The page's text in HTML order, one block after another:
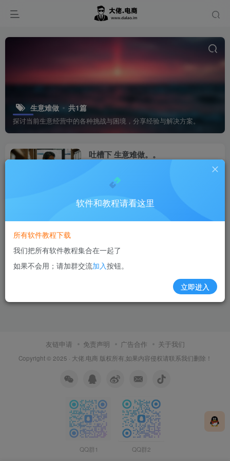
生意难做 共1篇
探讨当前生意经营中的各种挑战与困境，分享经验与解决方案。
吐槽下 生意难做。。
国内电商
友链申请 免责声明 广告合作 关于我们
Copyright © 2025 · 大佬.电商 版权所有,如果内容侵权请联系我们删除！
QQ群1 QQ群2
软件和教程请看这里
所有软件教程下载
我们把所有软件教程集合在一起了
如果不会用；请加群交流加入按钮。
立即进入